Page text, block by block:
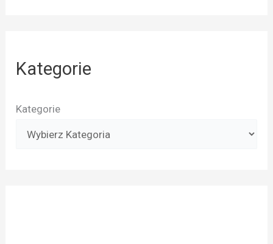
Kategorie
Kategorie